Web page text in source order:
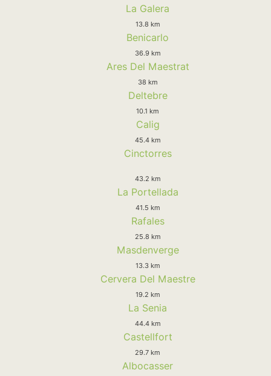
La Galera
13.8 km
Benicarlo
36.9 km
Ares Del Maestrat
38 km
Deltebre
10.1 km
Calig
45.4 km
Cinctorres
43.2 km
La Portellada
41.5 km
Rafales
25.8 km
Masdenverge
13.3 km
Cervera Del Maestre
19.2 km
La Senia
44.4 km
Castellfort
29.7 km
Albocasser